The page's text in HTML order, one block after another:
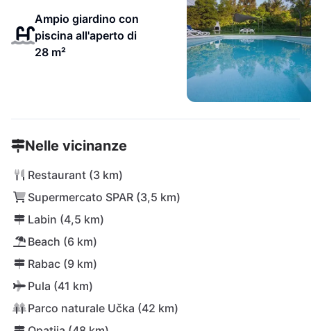
Ampio giardino con
piscina all'aperto di
28 m²
Nelle vicinanze
Restaurant (3 km)
Supermercato SPAR (3,5 km)
Labin (4,5 km)
Beach (6 km)
Rabac (9 km)
Pula (41 km)
Parco naturale Učka (42 km)